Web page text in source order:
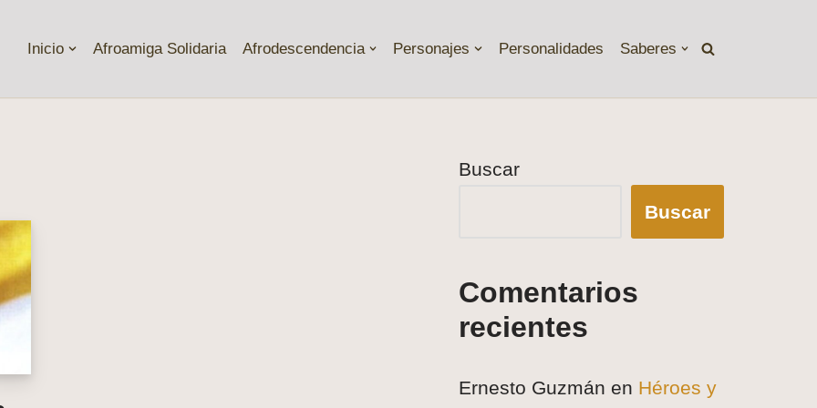
Inicio Afroamiga Solidaria Afrodescendencia Personajes Personalidades Saberes
Buscar
Buscar
Comentarios
recientes
Ernesto Guzmán en Héroes y